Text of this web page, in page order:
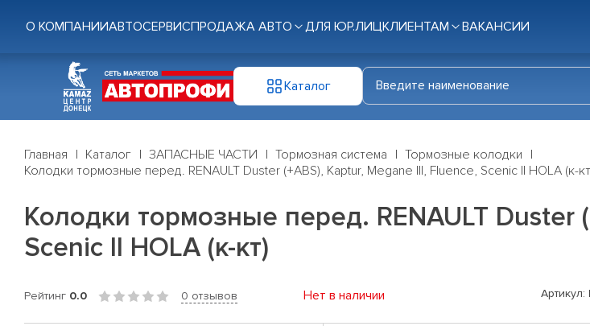
О КОМПАНИИАВТОСЕРВИСПРОДАЖА АВТО ДЛЯ ЮР.ЛИЦКЛИЕНТАМ ВАКАНСИИ
Каталог
Главная Каталог ЗАПАСНЫЕ ЧАСТИ Тормозная система
Тормозные колодки
Колодки тормозные перед. RENAULT Duster (+ABS), Kaptur, Megane III, Fluence, Scenic II HOLA (к-
Колодки тормозные перед. RENAULT Duster
Scenic II HOLA (к-кт)
Рейтинг 0.0 0 отзывов Нет в наличии Артикул: